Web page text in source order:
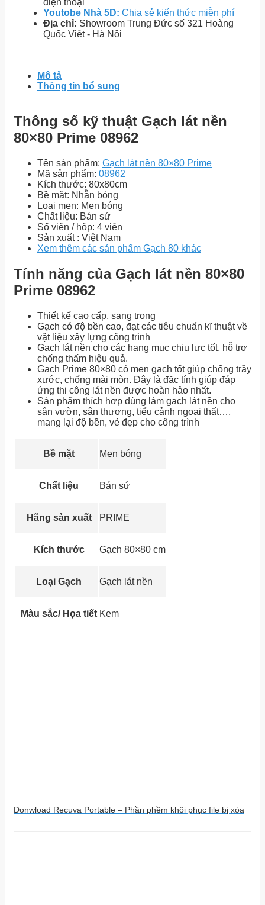
Youtobe Nhà 5D: Chia sẻ kiến thức miễn phí
Địa chỉ: Showroom Trung Đức số 321 Hoàng
Quốc Việt - Hà Nội
Mô tả
Thông tin bổ sung
Thông số kỹ thuật Gạch lát nền
80×80 Prime 08962
Tên sản phẩm: Gạch lát nền 80×80 Prime
Mã sản phẩm: 08962
Kích thước: 80x80cm
Bề mặt: Nhẵn bóng
Loại men: Men bóng
Chất liệu: Bán sứ
Số viên / hộp: 4 viên
Sản xuất : Việt Nam
Xem thêm các sản phẩm Gạch 80 khác
Tính năng của Gạch lát nền 80×80
Prime 08962
Thiết kế cao cấp, sang trọng
Gạch có độ bền cao, đạt các tiêu chuẩn kĩ thuật về
vật liệu xây lựng công trình
Gạch lát nền cho các hạng mục chịu lực tốt, hỗ trợ
chống thấm hiệu quả.
Gạch Prime 80×80 có men gạch tốt giúp chống trầy
xước, chống mài mòn. Đây là đặc tính giúp đáp
ứng thi công lát nền được hoàn hảo nhất.
Sản phẩm thích hợp dùng làm gạch lát nền cho
sân vườn, sân thượng, tiểu cảnh ngoại thất…,
mang lại độ bền, vẻ đẹp cho công trình
Bề mặt Men bóng
Chất liệu Bán sứ
Hãng sản xuất PRIME
Kích thước Gạch 80×80 cm
Loại Gạch Gạch lát nền
Màu sắc/ Họa tiết Kem
Donwload Recuva Portable – Phần phềm khôi phục file bị xóa